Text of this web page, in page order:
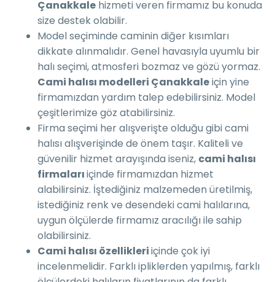
Çanakkale hizmeti veren firmamız bu konuda
size destek olabilir.
Model seçiminde caminin diğer kısımları
dikkate alınmalıdır. Genel havasıyla uyumlu bir
halı seçimi, atmosferi bozmaz ve gözü yormaz.
Cami halısı modelleri Çanakkaleiçin yine
firmamızdan yardım talep edebilirsiniz. Model
çeşitlerimize göz atabilirsiniz.
Firma seçimi her alışverişte olduğu gibi cami
halısı alışverişinde de önem taşır. Kaliteli ve
güvenilir hizmet arayışında iseniz, cami halısı
firmalarıiçinde firmamızdan hizmet
alabilirsiniz. İştediğiniz malzemeden üretilmiş,
istediğiniz renk ve desendeki cami halılarına,
uygun ölçülerde firmamız aracılığı ile sahip
olabilirsiniz.
Cami halısı özellikleriiçinde çok iyi
incelenmelidir. Farklı ipliklerden yapılmış, farklı